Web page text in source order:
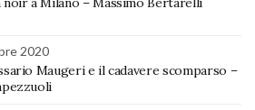
2020
Maugeri e il cadavere scomparso –